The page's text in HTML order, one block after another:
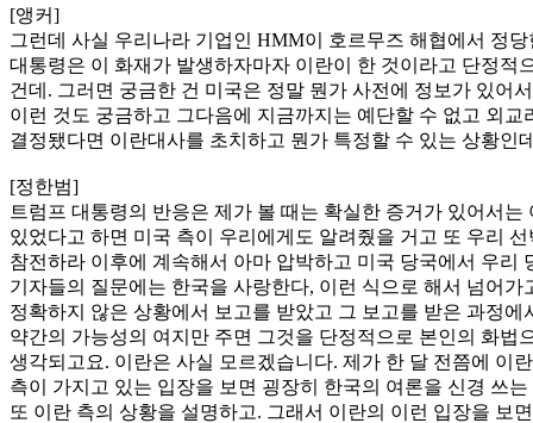
[앵커]
그런데 사실 우리나라 기업인 HMM이 호르무즈 해협에서 정
대통령은 이 화재가 발생하자마자 이란이 한 것이라고 단정
건데. 그러면 궁금한 건 미국은 정말 뭔가 사전에 정보가 있어
이런 것도 궁금하고 그다음에 지금까지는 예단할 수 없고 외
결정됐다면 이란대사를 초치하고 뭔가 특정할 수 있는 상황
[정한범]
트럼프 대통령의 반응은 제가 볼 때는 확실한 증거가 있어서
있었다고 하면 미국 측이 우리에게도 알려줬을 거고 또 우리
참전하라 이후에 계속해서 아마 압박하고 미국 당국에서 우
기자들의 질문에는 한국을 사랑한다, 이런 식으로 해서 넘어
정확하지 않은 상황에서 보고를 받았고 그 보고를 받은 과정
약간의 가능성의 여지만 주면 그것을 단정적으로 본인의 화
생각되고요. 이란은 사실 모르겠습니다. 제가 한 달 전쯤에 이
측이 가지고 있는 입장을 보면 굉장히 한국의 여론을 신경 쓰
또 이란 측의 상황을 설명하고. 그래서 이란의 이런 입장을 보